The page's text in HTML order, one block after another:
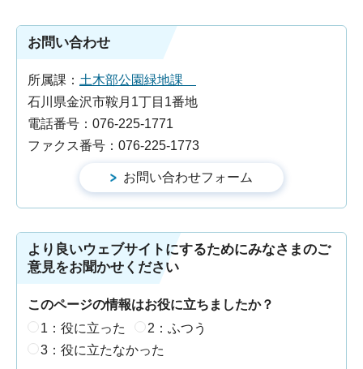
お問い合わせ
所属課： 土木部公園緑地課
石川県金沢市鞍月1丁目1番地
電話番号：076-225-1771
ファクス番号：076-225-1773
より良いウェブサイトにするためにみなさまのご
意見をお聞かせください
このページの情報はお役に立ちましたか？
1：役に立った
2：ふつう
3：役に立たなかった